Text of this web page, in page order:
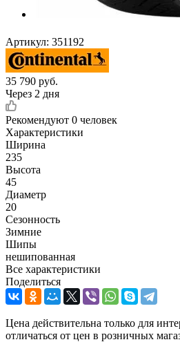
Артикул: 351192
35 790 руб.
Через 2 дня
Рекомендуют 0 человек
Характеристики
Ширина
235
Высота
45
Диаметр
20
Сезонность
Зимние
Шипы
нешипованная
Все характеристики
Поделиться
Цена действительна только для
отличаться от цен в розничных